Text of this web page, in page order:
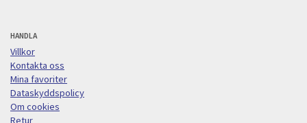
HANDLA
Villkor
Kontakta oss
Mina favoriter
Dataskyddspolicy
Om cookies
Retur